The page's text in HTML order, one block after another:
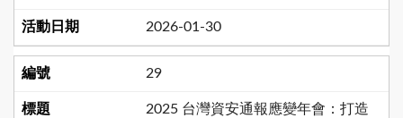
2026-01-30
29
2025 台灣資安通報應變年會：打造